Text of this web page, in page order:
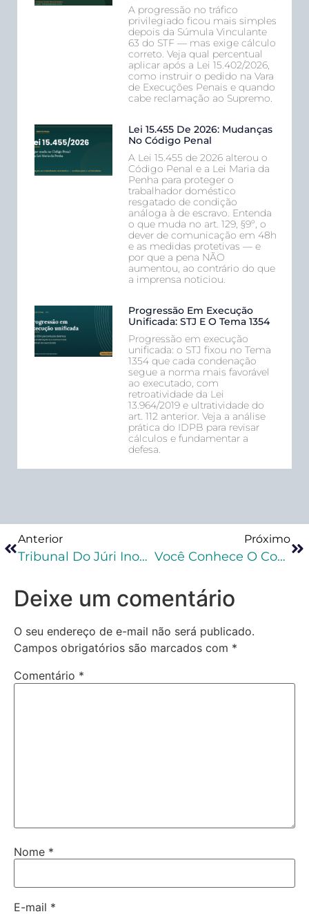
A progressão no tráfico
privilegiado ficou mais simples
depois da Súmula Vinculante
63 do STF — mas exige cálculo
correto. Veja qual percentual
aplicar após a Lei 15.402/2026,
como instruir o pedido na Vara
de Execuções Penais e quando
cabe reclamação ao Supremo.
Lei 15.455 De 2026: Mudanças
No Código Penal
A Lei 15.455 de 2026 alterou o
Código Penal e a Lei Maria da
Penha para proteger o
trabalhador doméstico
resgatado de condição
análoga à de escravo. Entenda
o que muda no art. 129, §9º, o
dever de comunicação em 48h
e as medidas protetivas — e
por que a pena NÃO
aumentou, ao contrário do que
a imprensa noticiou.
Progressão Em Execução
Unificada: STJ E O Tema 1354
Progressão em execução
unificada: o STJ fixou no Tema
1354 que cada condenação
segue a norma mais favorável
ao executado, com
retroatividade da Lei
13.964/2019 e ultratividade do
art. 112 anterior. Veja a análise
prática do IDPB para revisar
cálculos e fundamentar a
defesa.
Anterior
Tribunal Do Júri Inova Para Seguir Julgando Crimes Dolosos Contra A Vida Em Meio À Pandemia
Próximo
Você Conhece O Conceito “double Jeopardy Clause” E Como É Aplicado No STJ?
Deixe um comentário
O seu endereço de e-mail não será publicado.
Campos obrigatórios são marcados com *
Comentário *
Nome *
E-mail *